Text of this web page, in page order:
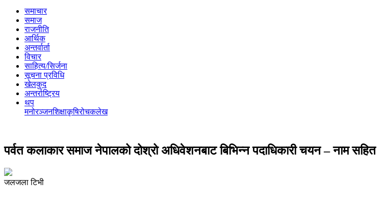
समाचार
समाज
राजनीति
आर्थिक
अन्तर्वार्ता
विचार
साहित्य/सिर्जना
सूचना प्रविधि
खेलकुद
अन्तर्राष्ट्रिय
थप
मनोरञ्‍जनशिक्षाकृषिरोचकलेख
पर्वत कलाकार समाज नेपालको दोश्रो अधिवेशनबाट बिभिन्न पदाधिकारी चयन – नाम सहित
जलजला टिभी